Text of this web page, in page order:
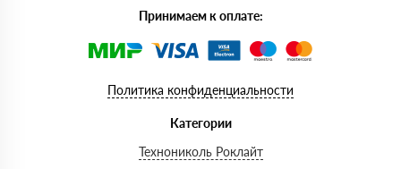
Принимаем к оплате:
Политика конфиденциальности
Категории
Технониколь Роклайт